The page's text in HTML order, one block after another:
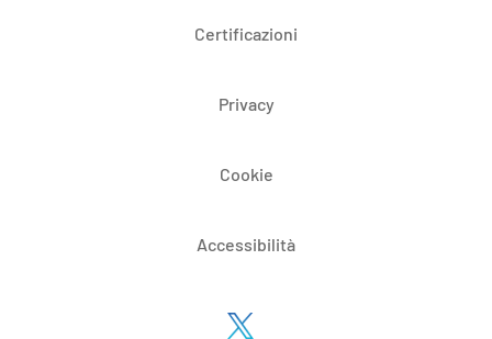
Certificazioni
Privacy
Cookie
Accessibilità